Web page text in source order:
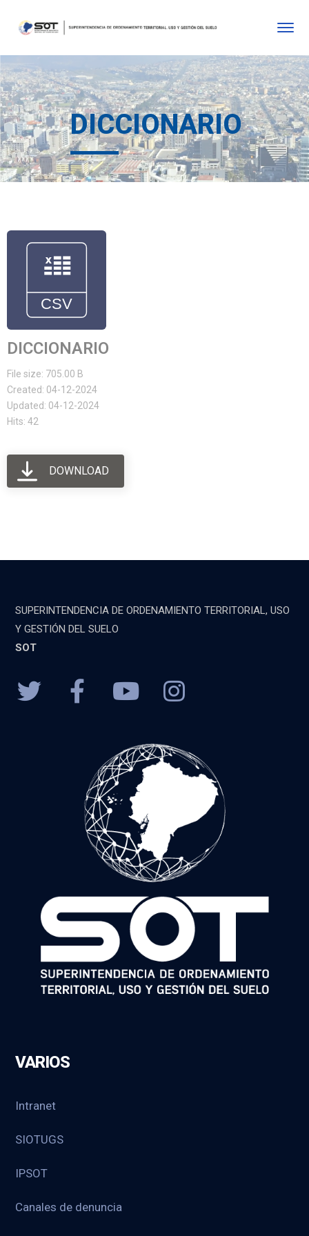
DICCIONARIO
DICCIONARIO
File size: 705.00 B
Created: 04-12-2024
Updated: 04-12-2024
Hits: 42
DOWNLOAD
SUPERINTENDENCIA DE ORDENAMIENTO TERRITORIAL, USO
Y GESTIÓN DEL SUELO
SOT
VARIOS
Intranet
SIOTUGS
IPSOT
Canales de denuncia